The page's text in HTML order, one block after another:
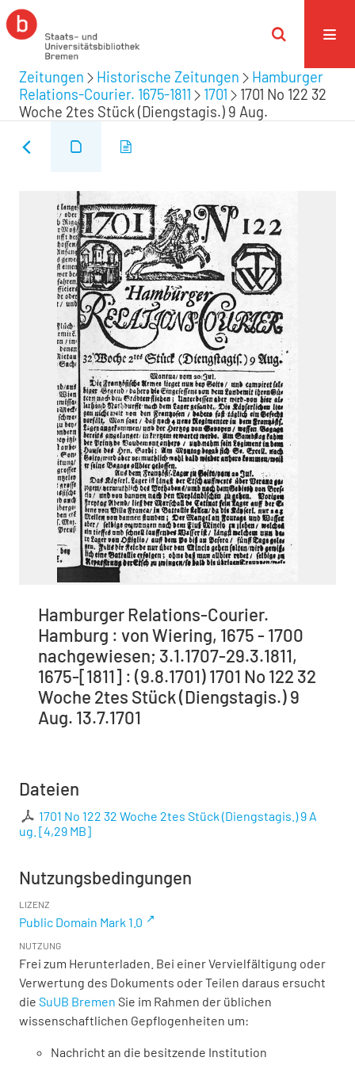
Zeitungen Historische Zeitungen
Hamburger
Relations-Courier. 1675-1811
1701
1701 No 122 32
Woche 2tes Stück (Diengstagis.) 9 Aug.
Hamburger Relations-Courier.
Hamburg : von Wiering, 1675 - 1700
nachgewiesen; 3.1.1707-29.3.1811,
1675-[1811] : (9.8.1701) 1701 No 122 32
Woche 2tes Stück (Diengstagis.) 9
Aug. 13.7.1701
Dateien
1701 No 122 32 Woche 2tes Stück (Diengstagis.) 9 A
ug. [4,29 MB]
Nutzungsbedingungen
LIZENZ
Public Domain Mark 1.0
NUTZUNG
Frei zum Herunterladen. Bei einer Vervielfältigung oder
Verwertung des Dokuments oder Teilen daraus ersucht
die SuUB Bremen Sie im Rahmen der üblichen
wissenschaftlichen Gepflogenheiten um:
Nachricht an die besitzende Institution